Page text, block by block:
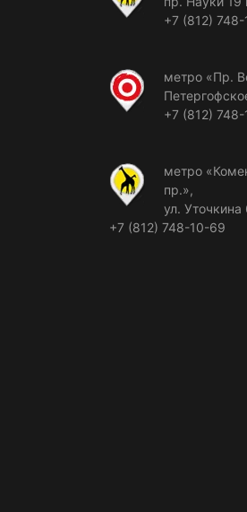
+7 (812)
метро «Пр.
+7 (812)
метро
пр.»,
ул. Уточкина
+7 (812) 748-10-69